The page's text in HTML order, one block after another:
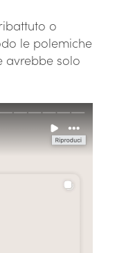
o
le polemiche
avrebbe solo